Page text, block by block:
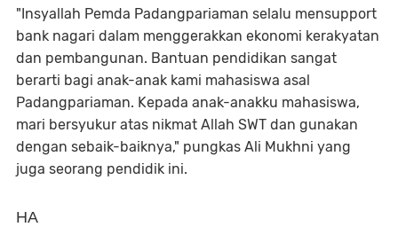
"Insyallah Pemda Padangpariaman selalu mensupport
bank nagari dalam menggerakkan ekonomi kerakyatan
dan pembangunan. Bantuan pendidikan sangat
berarti bagi anak-anak kami mahasiswa asal
Padangpariaman. Kepada anak-anakku mahasiswa,
mari bersyukur atas nikmat Allah SWT dan gunakan
dengan sebaik-baiknya," pungkas Ali Mukhni yang
juga seorang pendidik ini.
HA